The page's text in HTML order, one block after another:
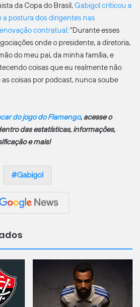
da Copa do Brasil,Gabigol criticou a
a postura dos dirigentes nas
contratual: “Durante esses
onde o presidente, a diretoria,
do meu pai, da minha família, e
coisas que eu realmente não
coisas por podcast, nunca soube
do jogo do Flamengo, acesse o
das estatísticas, informações,
e mais!
Gabigol